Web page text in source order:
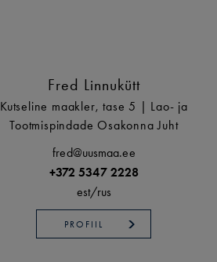
Fred Linnukütt
Kutseline maakler, tase 5 | Lao- ja
Tootmispindade Osakonna Juht
fred@uusmaa.ee
+372 5347 2228
est/rus
PROFIIL